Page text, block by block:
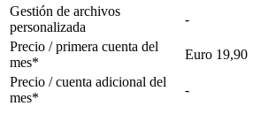
Gestión de archivos
personalizada
-
Precio / primera cuenta del
mes*
Euro 19,90
Precio / cuenta adicional del
mes*
-